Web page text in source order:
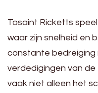
Tosaint Ricketts
waar zijn snelheid en
constante bedreiging
verdedigingen van
vaak niet alleen het